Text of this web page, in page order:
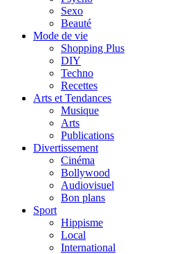
Sexo
Beauté
Mode de vie
Shopping Plus
DIY
Techno
Recettes
Arts et Tendances
Musique
Arts
Publications
Divertissement
Cinéma
Bollywood
Audiovisuel
Bon plans
Sport
Hippisme
Local
International